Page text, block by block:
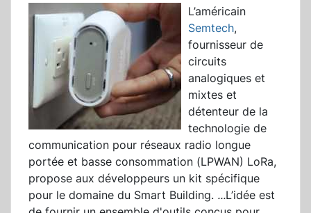
L’américain
Semtech,
fournisseur de
circuits
analogiques et
mixtes et
détenteur de la
technologie de
communication pour réseaux radio longue
portée et basse consommation (LPWAN) LoRa,
propose aux développeurs un kit spécifique
pour le domaine du Smart Building. ...L’idée est